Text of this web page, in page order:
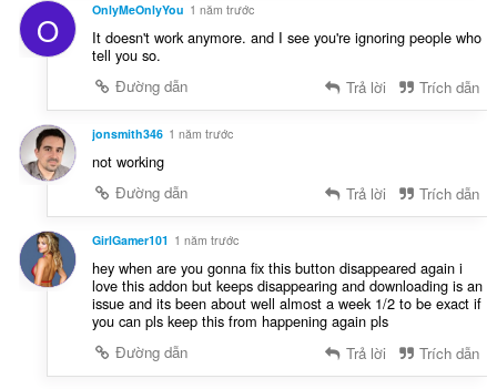
O OnlyMeOnlyYou 1 năm trước
It doesn't work anymore. and I see you're ignoring people who
tell you so.
Đường dẫn
Trả lời Trích dẫn
jonsmith346 1 năm trước
not working
Đường dẫn
Trả lời Trích dẫn
GirlGamer101 1 năm trước
hey when are you gonna fix this button disappeared again i
love this addon but keeps disappearing and downloading is an
issue and its been about well almost a week 1/2 to be exact if
you can pls keep this from happening again pls
Đường dẫn
Trả lời Trích dẫn